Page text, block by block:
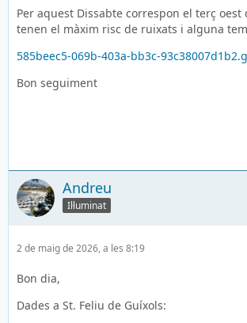
Per aquest Dissabte correspon el terç oest
tenen el màxim risc de ruixats i alguna
585beec5-069b-403a-bb3c-
Bon seguiment
Andreu
Il·luminat
2 de maig de 2026, a les 8:19
Bon dia,
Dades a St. Feliu de Guíxols: